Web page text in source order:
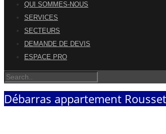
QUI SOMMES-NOUS
SERVICES
SECTEURS
DEMANDE DE DEVIS
ESPACE PRO
Débarras appartement